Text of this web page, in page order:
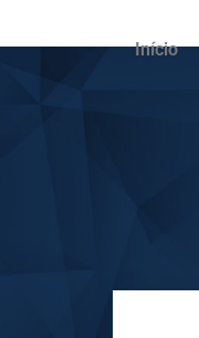
Início